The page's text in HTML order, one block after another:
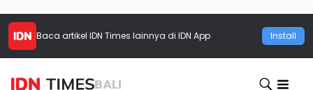
Baca artikel IDN Times lainnya di IDN App Install
BALI